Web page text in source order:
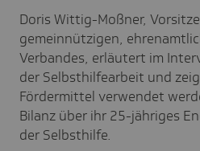
Doris Wittig-Moßner,
gemeinnützigen,
Verbandes, erläutert im
der Selbsthilfearbeit und
Fördermittel verwendet
Bilanz über ihr 25-jähriges
der Selbsthilfe.